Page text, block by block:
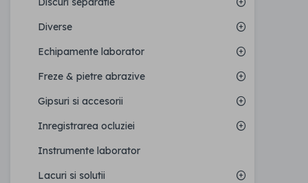
Diverse
Echipamente laborator
Freze & pietre abrazive
Gipsuri si accesorii
Inregistrarea ocluziei
Instrumente laborator
Lacuri si solutii